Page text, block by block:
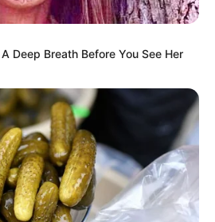
benötigst du:
(Type 550)
oder 25 g frische
Milch
Deep Breath Before You See Her